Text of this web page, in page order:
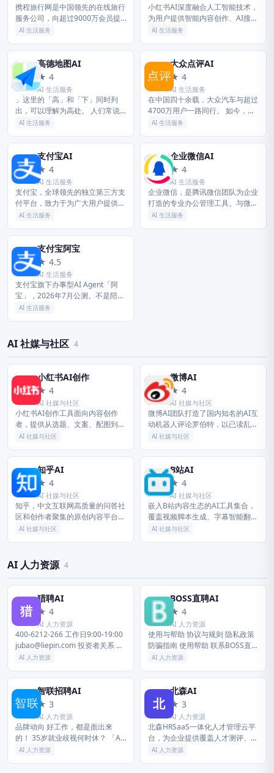
携程旅行网是中国领先的在线旅行
服务公司，向超过9000万会员提
供酒店预订、酒店点评及特价酒店
刻表、票价查询、航班查询、度假
预...
AI 生活服务
小红书AI深度融合人工智能技术，
为用户提供智能内容创作、AI搜
索、个性化推荐等核心功能。创作
视频脚本，大幅提升创作效率；
用...
AI 生活服务
高
高德地图AI
★ 4
AI 生活服务
」这里的「高」和「下」同时列
出，可以理解为高处。 人们常说
的「登高望远」的「高」也是这个
个「高」是作长度、高度讲，是一
个计量...
AI 生活服务
大
大众点评AI
★ 4
AI 生活服务
在中国四十余载，大众汽车与超过
4700万用户一路同行。 如今，大
众汽车正以一系列搭载先进「大众
能源版图，将「在中国，为中
国」...
AI 生活服务
支
支付宝AI
★ 4
AI 生活服务
支付宝，全球领先的独立第三方支
付平台，致力于为广大用户提供安
全快速的电子支付/网上支付/安全
水电煤缴费/信用卡还款/AA收...
AI 生活服务
企
企业微信AI
★ 4
AI 生活服务
企业微信，是腾讯微信团队为企业
打造的专业办公管理工具。与微信
一致的沟通体验，丰富免费的OA
AI 生活服务
支
支付宝阿宝
★ 4.5
AI 生活服务
支付宝旗下办事型AI Agent「阿
宝」，2026年7月公测。不是陪你
聊天，而是帮你办事——一句话即
AI 生活服务
AI 社媒与社区 4
小
小红书AI创作
★ 4
AI 社媒与社区
小红书AI创作工具面向内容创作
者，提供从选题、文案、配图到排
版的全链路AI辅助。用户只需输入
图文笔记草稿，并自动匹配版权
图...
AI 社媒与社区
微
微博AI
★ 4
AI 社媒与社区
微博AI团队打造了国内知名的AI互
动机器人评论罗伯特，以已读乱回
的幽默风格出圈，经过持续技术迭
高质量互动回复的智能助手。微
博...
AI 社媒与社区
知
知乎AI
★ 4
AI 社媒与社区
知乎，中文互联网高质量的问答社
区和创作者聚集的原创内容平台，
于2011年1月正式上线，以让人们
凭...
AI 社媒与社区
B
B站AI
★ 4
AI 社媒与社区
嵌入B站内容生态的AI工具集合，
覆盖视频脚本生成、字幕智能翻
译、内容摘要、一键生成二创等多
AI 社媒与社区
AI 人力资源 4
猎
猎聘AI
★ 4
AI 人力资源
400-6212-266 工作日9:00-19:00
jubao@liepin.com 投资者关系 公
司简介 信息披露 企业管制 投资者
AI 人力资源
B
BOSS直聘AI
★ 4
AI 人力资源
使用与帮助 协议与规则 隐私政策
防骗指南 使用帮助 联系BOSS直聘
北京华品博睿网络技术有限公司
路16号院1号楼18层...
AI 人力资源
智
智联招聘AI
★ 3
AI 人力资源
品牌动向 好工作，都是面出来
的！ 35岁就业歧视何时休？ 「AI
Prompt优化赛」启动，就等你 智
AI 人力资源
北
北森AI
★ 3
AI 人力资源
北森HRSaaS一体化人才管理云平
台，为企业提供覆盖人才测评、招
聘管理、绩效管理、组织人事、薪
AI 人力资源